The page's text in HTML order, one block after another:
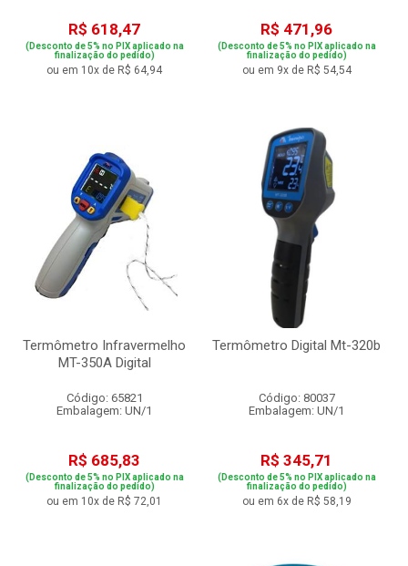
R$ 618,47
(Desconto de 5% no PIX aplicado na
finalização do pedido)
ou em 10x de R$ 64,94
R$ 471,96
(Desconto de 5% no PIX aplicado na
finalização do pedido)
ou em 9x de R$ 54,54
Termômetro Infravermelho
MT-350A Digital
Código: 65821
Embalagem: UN/1
R$ 685,83
(Desconto de 5% no PIX aplicado na
finalização do pedido)
ou em 10x de R$ 72,01
Termômetro Digital Mt-320b
Código: 80037
Embalagem: UN/1
R$ 345,71
(Desconto de 5% no PIX aplicado na
finalização do pedido)
ou em 6x de R$ 58,19